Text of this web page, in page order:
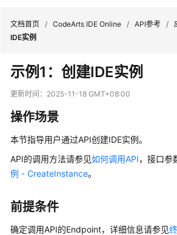
最
新
动
品
介
绍
快
速
入
文档首页 / CodeArts IDE Online / API参考 /
IDE实例
示例1：创建IDE实例
更新时间： 2025-11-18 GMT+08:00
操作场景
本节指导用户通过API创建IDE实例。
API的调用方法请参见如何调用API，接口参
例 - CreateInstance。
前提条件
确定调用API的Endpoint，详细信息请参见